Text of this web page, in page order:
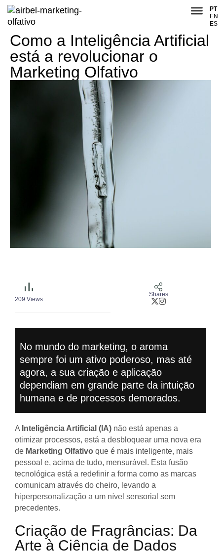
PT
EN
ES
Como a Inteligência Artificial
está a revolucionar o
Marketing Olfativo
209 Views
Shares
No mundo do marketing, o aroma
sempre foi um ativo poderoso, mas até
agora, a sua criação e aplicação
dependiam em grande parte da intuição
humana e de processos demorados.
A Inteligência Artificial (IA) não está apenas a
otimizar processos, está a desbloquear uma nova era
de Marketing Olfativo que é mais inteligente, mais
pessoal e, acima de tudo, mensurável. Esta fusão
tecnológica está a redefinir a forma como as marcas
comunicam através do cheiro, levando a
hiperpersonalização a um nível sensorial sem
precedentes.
Criação de Fragrâncias: Da
Arte à Ciência de Dados